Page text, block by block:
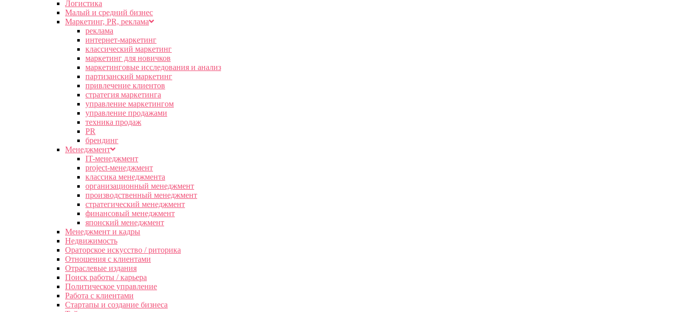
Логистика
Малый и средний бизнес
Маркетинг, PR, реклама
реклама
интернет-маркетинг
классический маркетинг
маркетинг для новичков
маркетинговые исследования и анализ
партизанский маркетинг
привлечение клиентов
стратегия маркетинга
управление маркетингом
управление продажами
техника продаж
PR
брендинг
Менеджмент
IT-менеджмент
project-менеджмент
классика менеджмента
организационный менеджмент
производственный менеджмент
стратегический менеджмент
финансовый менеджмент
японский менеджмент
Менеджмент и кадры
Недвижимость
Ораторское искусство / риторика
Отношения с клиентами
Отраслевые издания
Поиск работы / карьера
Политическое управление
Работа с клиентами
Стартапы и создание бизнеса